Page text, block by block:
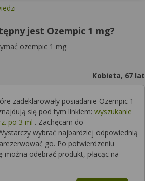
jest Ozempic 1 mg?
ozempic 1 mg
Kobieta, 67 lat
zadeklarowały posiadanie Ozempic 1
się pod tym linkiem: wyszukanie
po 3 ml . Zachęcam do
wybrać najbardziej odpowiednią
go. Po potwierdzeniu
można odebrać produkt, płacąc na